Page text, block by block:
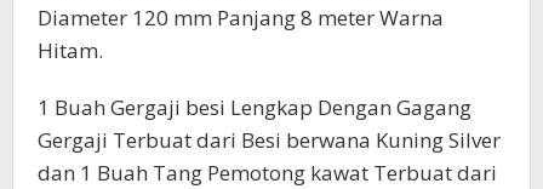
Diameter 120 mm Panjang 8 meter Warna
Hitam.
1 Buah Gergaji besi Lengkap Dengan Gagang
Gergaji Terbuat dari Besi berwana Kuning Silver
dan 1 Buah Tang Pemotong kawat Terbuat dari